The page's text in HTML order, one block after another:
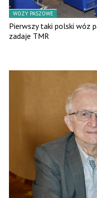
WOZY PASZOWE
Pierwszy taki polski wóz
zadaje TMR